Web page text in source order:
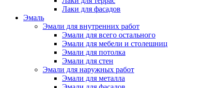
Лаки для фасадов
Эмаль
Эмали для внутренних работ
Эмали для всего остального
Эмали для мебели и столешниц
Эмали для потолка
Эмали для стен
Эмали для наружных работ
Эмали для металла